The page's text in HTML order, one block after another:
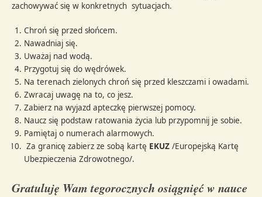
zachowywać się w konkretnych sytuacjach.
Chroń się przed słońcem.
Nawadniaj się.
Uważaj nad wodą.
Przygotuj się do wędrówek.
Na terenach zielonych chroń się przed kleszczami i owadami.
Zwracaj uwagę na to, co jesz.
Zabierz na wyjazd apteczkę pierwszej pomocy.
Naucz się podstaw ratowania życia lub przypomnij je sobie.
Pamiętaj o numerach alarmowych.
Za granicę zabierz ze sobą kartę EKUZ /Europejską Kartę
Ubezpieczenia Zdrowotnego/.
Gratuluję Wam tegorocznych osiągnięć w nauce